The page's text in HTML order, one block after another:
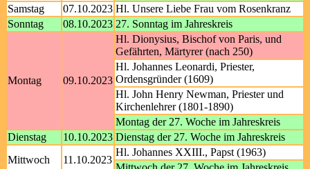
Samstag
07.10.2023 Hl. Unsere Liebe Frau vom Rosenkranz
Sonntag
08.10.2023 27. Sonntag im Jahreskreis
Montag 09.10.2023
Hl. Dionysius, Bischof von Paris, und
Gefährten, Märtyrer (nach 250)
Hl. Johannes Leonardi, Priester,
Ordensgründer (1609)
Hl. John Henry Newman, Priester und
Kirchenlehrer (1801-1890)
Montag der 27. Woche im Jahreskreis
Dienstag
10.10.2023 Dienstag der 27. Woche im Jahreskreis
Mittwoch
11.10.2023
Hl. Johannes XXIII., Papst (1963)